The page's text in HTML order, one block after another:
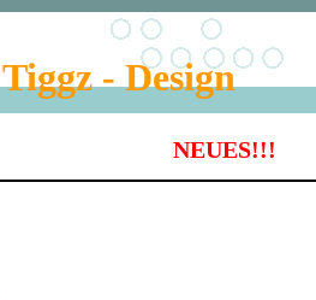
Tiggz - Design
NEUES!!!